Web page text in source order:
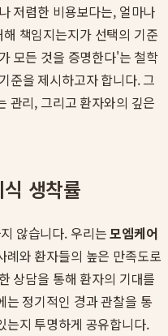
저렴한 비용보다는, 얼마나
책임지는지가 선택의 기준
모든 것을 증명한다'는 철학
준을 제시하고자 합니다. 그
관리, 그리고 환자와의 깊은
생착률
않습니다. 우리는모엠케어
례와 환자들의 높은 만족도로
상담을 통해 환자의 기대를
는 정기적인 경과 관찰을 통
는지 투명하게 공유합니다.